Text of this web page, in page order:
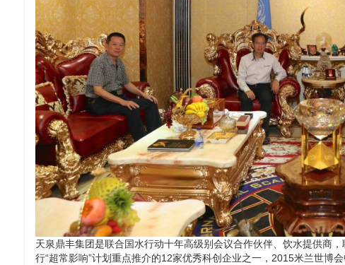
天泉鼎丰集团是联合国水行动十年高级别会议合作伙伴、饮水提供商
行“超常影响”计划重点推介的12家优秀科创企业之一，2015米兰世博